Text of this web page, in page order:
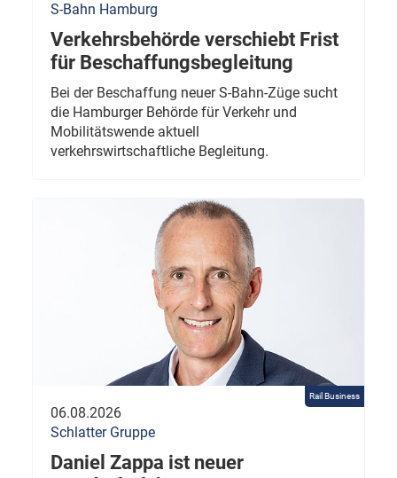
S-Bahn Hamburg
Verkehrsbehörde verschiebt Frist
für Beschaffungsbegleitung
Bei der Beschaffung neuer S-Bahn-Züge sucht
die Hamburger Behörde für Verkehr und
Mobilitätswende aktuell
verkehrswirtschaftliche Begleitung.
Rail Business
06.08.2026
Schlatter Gruppe
Daniel Zappa ist neuer